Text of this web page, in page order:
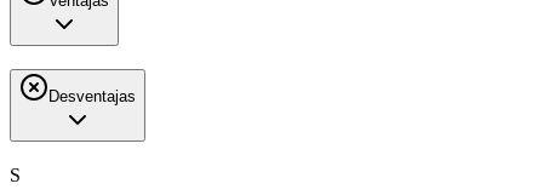
Desventajas
S